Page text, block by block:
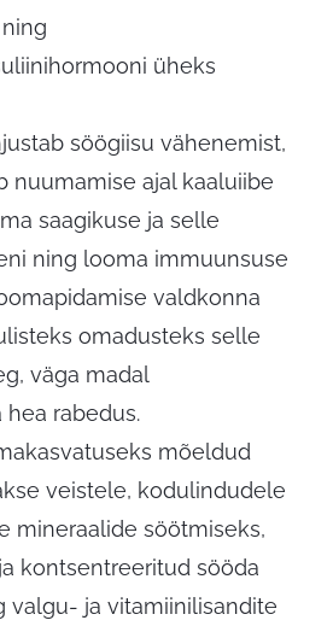
üheks
söögiisu vähenemist,
nuumamise ajal kaaluiibe
saagikuse ja selle
ning looma immuunsuse
valdkonna
omadusteks selle
väga madal
hea rabedus.
mõeldud
veistele, kodulindudele
mineraalide söötmiseks,
kontsentreeritud sööda
valgu- ja vitamiinilisandite